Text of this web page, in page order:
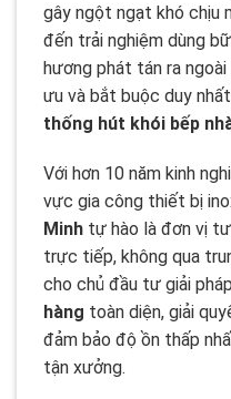
gây ngột ngạt khó chịu
đến trải nghiệm dùng
hương phát tán ra ngoài
ưu và bắt buộc duy
thống hút khói bếp
Với hơn 10 năm kinh
vực gia công thiết bị
Minh tự hào là đơn vị
trực tiếp, không qua
cho chủ đầu tư giải pháp
hàng toàn diện, giải
đảm bảo độ ồn thấp
tận xưởng.